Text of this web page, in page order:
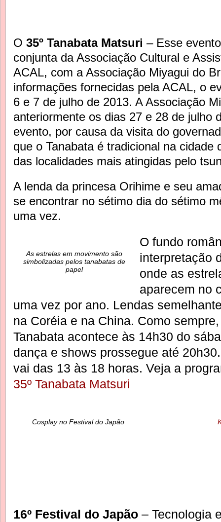
O 35º Tanabata Matsuri – Esse
conjunta da Associação Cultural e
ACAL, com a Associação Miyagui do
informações fornecidas pela ACAL, o
6 e 7 de julho de 2013. A Associação
anteriormente os dias 27 e 28 de julho
evento, por causa da visita do
que o Tanabata é tradicional na cidade
das localidades mais atingidas pelo
A lenda da princesa Orihime e seu
se encontrar no sétimo dia do sétimo
uma vez.
As estrelas em movimento são
simbolizadas pelos tanabatas de
papel
O fundo
interpretação
onde as
aparecem no
uma vez por ano. Lendas
na Coréia e na China. Como
Tanabata acontece às 14h30 do
dança e shows prossegue até
vai das 13 às 18 horas. Veja a
35º Tanabata Matsuri
Cosplay no Festival do Japão
16º Festival do Japão – Tecnologia